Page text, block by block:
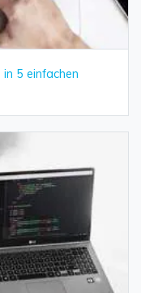
5 einfachen